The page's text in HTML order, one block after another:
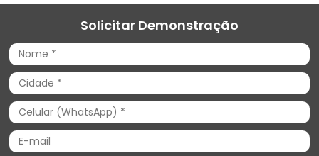
Solicitar Demonstração